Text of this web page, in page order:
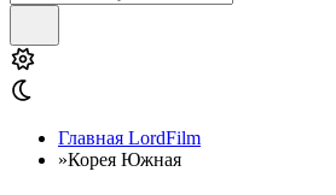
Главная LordFilm
»Корея Южная